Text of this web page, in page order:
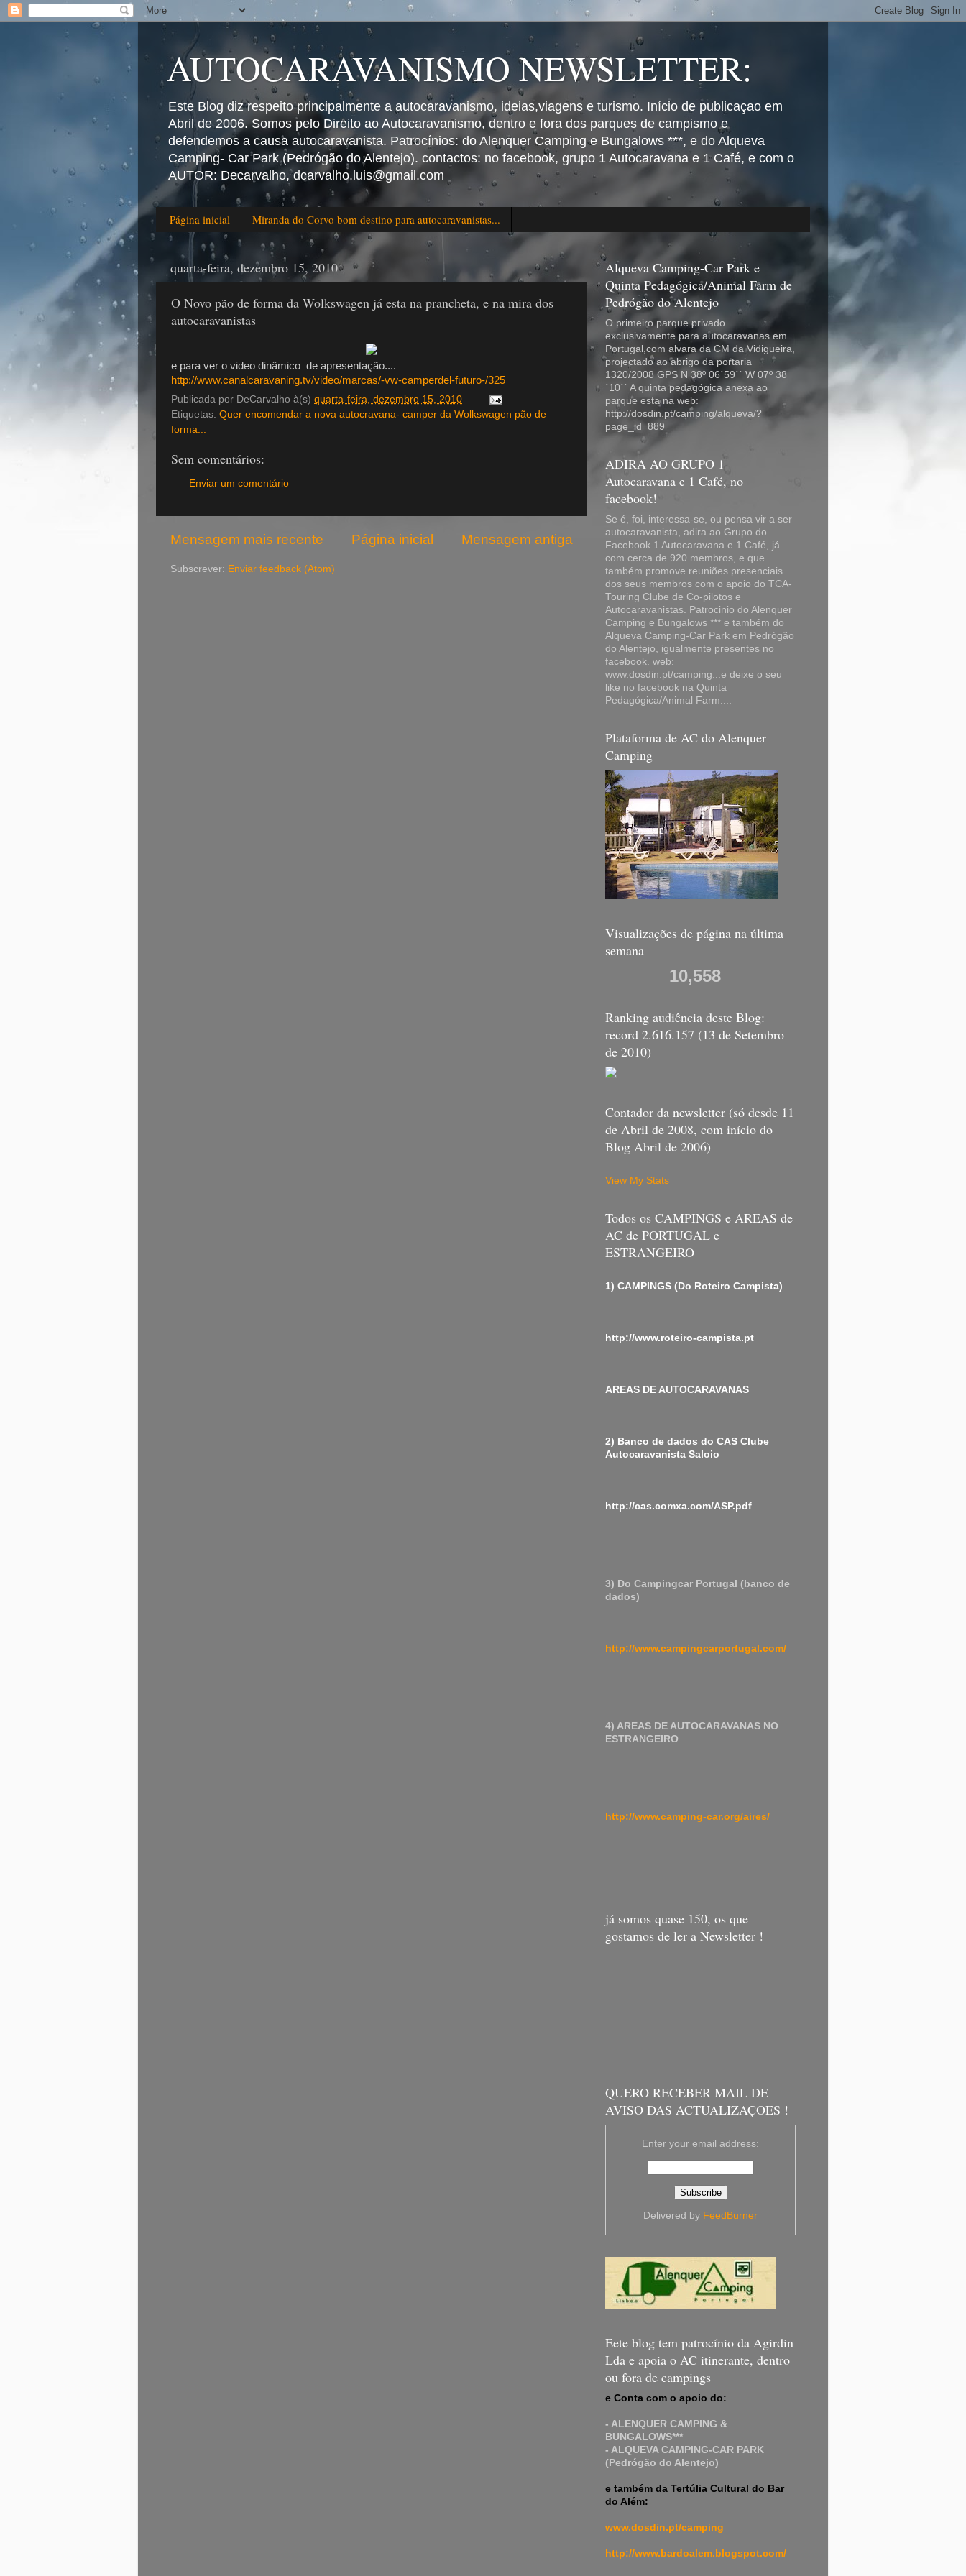
AUTOCARAVANISMO NEWSLETTER:
Este Blog diz respeito principalmente a autocaravanismo, ideias,viagens e turismo. Início de publicaçao em
Abril de 2006. Somos pelo Direito ao Autocaravanismo, dentro e fora dos parques de campismo e
defendemos a causa autocaravanista. Patrocínios: do Alenquer Camping e Bungalows ***, e do Alqueva
Camping- Car Park (Pedrógão do Alentejo). contactos: no facebook, grupo 1 Autocaravana e 1 Café, e com o
AUTOR: Decarvalho, dcarvalho.luis@gmail.com
Página inicial Miranda do Corvo bom destino para autocaravanistas...
quarta-feira, dezembro 15, 2010
O Novo pão de forma da Wolkswagen já esta na prancheta, e na mira dos
autocaravanistas
e para ver o video dinâmico de apresentação....
http://www.canalcaravaning.tv/video/marcas/-vw-camperdel-futuro-/325
Publicada por DeCarvalho à(s) quarta-feira, dezembro 15, 2010
Etiquetas: Quer encomendar a nova autocravana- camper da Wolkswagen pão de
forma...
Sem comentários:
Enviar um comentário
Mensagem mais recente Mensagem antiga
Página inicial
Subscrever: Enviar feedback (Atom)
Alqueva Camping-Car Park e
Quinta Pedagógica/Animal Farm de
Pedrógão do Alentejo
O primeiro parque privado
exclusivamente para autocaravanas em
Portugal,com alvara da CM da Vidigueira,
projectado ao abrigo da portaria
1320/2008 GPS N 38º 06´59´´ W 07º 38
´10´´ A quinta pedagógica anexa ao
parque esta na web:
http://dosdin.pt/camping/alqueva/?
page_id=889
ADIRA AO GRUPO 1
Autocaravana e 1 Café, no
facebook!
Se é, foi, interessa-se, ou pensa vir a ser
autocaravanista, adira ao Grupo do
Facebook 1 Autocaravana e 1 Café, já
com cerca de 920 membros, e que
também promove reuniões presenciais
dos seus membros com o apoio do TCA-
Touring Clube de Co-pilotos e
Autocaravanistas. Patrocinio do Alenquer
Camping e Bungalows *** e também do
Alqueva Camping-Car Park em Pedrógão
do Alentejo, igualmente presentes no
facebook. web:
www.dosdin.pt/camping...e deixe o seu
like no facebook na Quinta
Pedagógica/Animal Farm....
Plataforma de AC do Alenquer
Camping
Visualizações de página na última
semana
10,558
Ranking audiência deste Blog:
record 2.616.157 (13 de Setembro
de 2010)
Contador da newsletter (só desde 11
de Abril de 2008, com início do
Blog Abril de 2006)
View My Stats
Todos os CAMPINGS e AREAS de
AC de PORTUGAL e
ESTRANGEIRO
1) CAMPINGS (Do Roteiro Campista)
http://www.roteiro-campista.pt
AREAS DE AUTOCARAVANAS
2) Banco de dados do CAS Clube
Autocaravanista Saloio
http://cas.comxa.com/ASP.pdf
3) Do Campingcar Portugal (banco de
dados)
http://www.campingcarportugal.com/
4) AREAS DE AUTOCARAVANAS NO
ESTRANGEIRO
http://www.camping-car.org/aires/
já somos quase 150, os que
gostamos de ler a Newsletter !
QUERO RECEBER MAIL DE
AVISO DAS ACTUALIZAÇOES !
Enter your email address:
Delivered by FeedBurner
Eete blog tem patrocínio da Agirdin
Lda e apoia o AC itinerante, dentro
ou fora de campings
e Conta com o apoio do:
- ALENQUER CAMPING &
BUNGALOWS***
- ALQUEVA CAMPING-CAR PARK
(Pedrógão do Alentejo)
e também da Tertúlia Cultural do Bar
do Além:
www.dosdin.pt/camping
http://www.bardoalem.blogspot.com/